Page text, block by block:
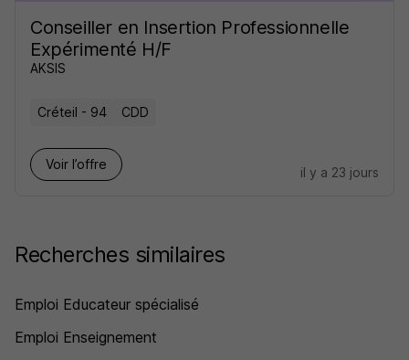
Conseiller en Insertion Professionnelle
Expérimenté H/F
AKSIS
Créteil - 94 CDD
Voir l’offre
il y a 23 jours
Recherches similaires
Emploi Educateur spécialisé
Emploi Enseignement